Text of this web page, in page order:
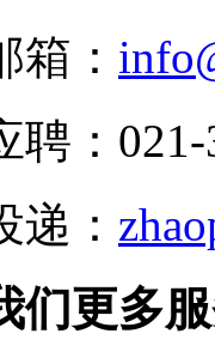
箱：
聘：021-
递：
们更多